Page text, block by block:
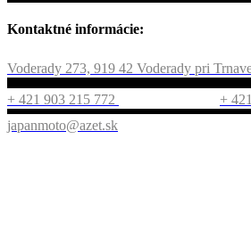
Kontaktné informácie:
Voderady 273, 919 42 Voderady pri
+ 421 903 215 772
+
japanmoto@azet.sk